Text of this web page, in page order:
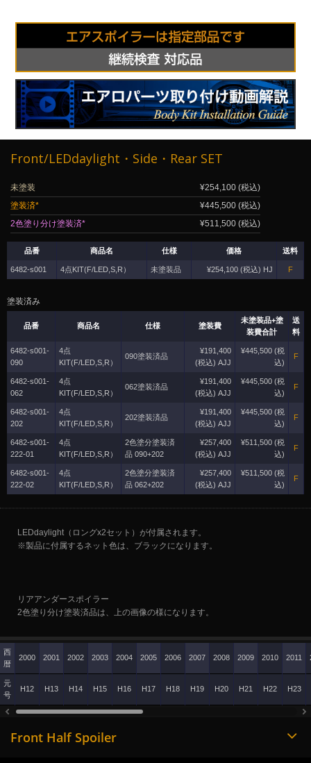
Front/LEDdaylight・Side・Rear SET
未塗装
¥254,100 (税込)
塗装済*
¥445,500 (税込)
2色塗り分け塗装済*
¥511,500 (税込)
品番 商品名 仕様 価格 送料
6482-s001 4点KIT(F/LED,S,R） 未塗装品 ¥254,100 (税込) HJ F
塗装済み
品番 商品名 仕様 塗装費
未塗装品+塗
装費合計
送
料
6482-s001-
090
4点
KIT(F/LED,S,R）
090塗装済品
¥191,400
(税込) AJJ
¥445,500 (税
込)
F
6482-s001-
062
4点
KIT(F/LED,S,R）
062塗装済品
¥191,400
(税込) AJJ
¥445,500 (税
込)
F
6482-s001-
202
4点
KIT(F/LED,S,R）
202塗装済品
¥191,400
(税込) AJJ
¥445,500 (税
込)
F
6482-s001-
222-01
4点
KIT(F/LED,S,R）
2色塗分塗装済
品 090+202
¥257,400
(税込) AJJ
¥511,500 (税
込)
F
6482-s001-
222-02
4点
KIT(F/LED,S,R）
2色塗分塗装済
品 062+202
¥257,400
(税込) AJJ
¥511,500 (税
込)
F
LEDdaylight（ロングx2セット）が付属されます。
※製品に付属するネット色は、ブラックになります。
リアアンダースポイラー
2色塗り分け塗装済品は、上の画像の様になります。
西
暦
2000 2001 2002 2003 2004 2005 2006 2007 2008 2009 2010 2011
元
号
H12 H13 H14 H15 H16 H17 H18 H19 H20 H21 H22 H23
Front Half Spoiler